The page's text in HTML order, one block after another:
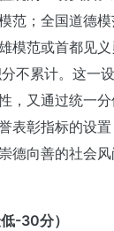
范；全国道德模
模范或首都见
不累计。这一
，又通过统一
表彰指标的设
德向善的社会
-30分）